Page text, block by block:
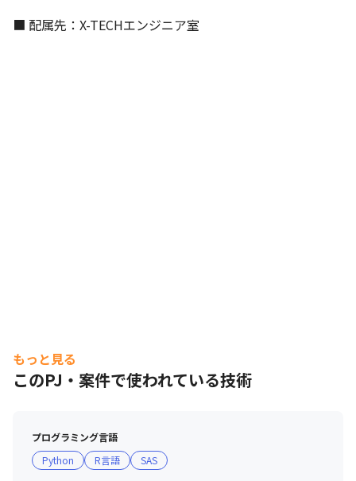
■ 配属先：X-TECHエンジニア室
もっと見る
このPJ・案件で使われている技術
プログラミング言語
Python
R言語 SAS